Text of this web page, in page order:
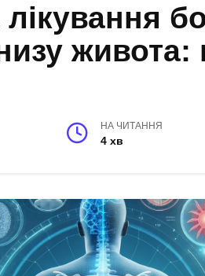
живота:
НА ЧИТАННЯ
4 хв